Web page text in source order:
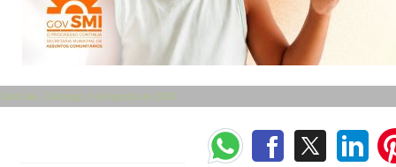
Bom dia - Domingo, 9 de Agosto de 2026